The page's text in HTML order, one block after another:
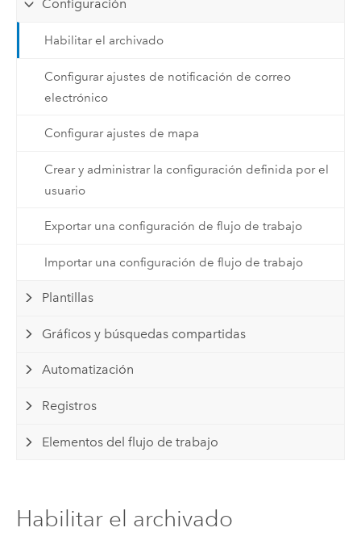
Configuración
Habilitar el archivado
Configurar ajustes de notificación de correo
electrónico
Configurar ajustes de mapa
Crear y administrar la configuración definida por el
usuario
Exportar una configuración de flujo de trabajo
Importar una configuración de flujo de trabajo
Plantillas
Gráficos y búsquedas compartidas
Automatización
Registros
Elementos del flujo de trabajo
Habilitar el archivado